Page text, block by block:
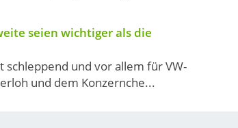
seien wichtiger als die
schleppend und vor allem für VW-
und dem Konzernche...